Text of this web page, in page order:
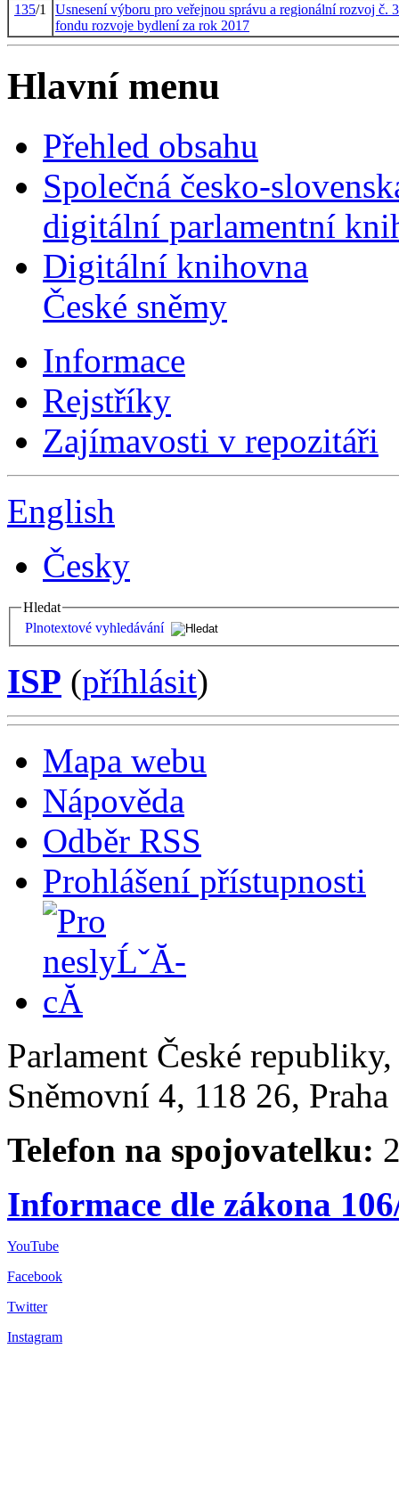
135/1
Usnesení výboru pro veřejnou správu a regionální rozvoj č.
fondu rozvoje bydlení za rok 2017
Hlavní menu
Přehled obsahu
Společná česko-
digitální parlamentní
Digitální knihovna
České sněmy
Informace
Rejstříky
Zajímavosti v repozitáři
English
Česky
Hledat
Plnotextové vyhledávání
ISP (příhlásit)
Mapa webu
Nápověda
Odběr RSS
Prohlášení přístupnosti
Parlament České
Sněmovní 4, 118 26,
Telefon na spojovatelku:
Informace dle zákona
YouTube
Facebook
Twitter
Instagram